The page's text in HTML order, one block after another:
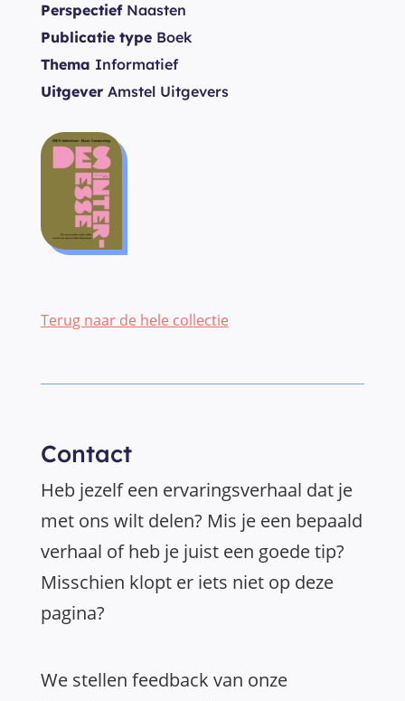
PerspectiefNaasten
Publicatie type Boek
Thema Informatief
Uitgever Amstel Uitgevers
Terug naar de hele collectie
Contact
Heb jezelf een ervaringsverhaal dat je
met ons wilt delen? Mis je een bepaald
verhaal of heb je juist een goede tip?
Misschien klopt er iets niet op deze
pagina?
We stellen feedback van onze